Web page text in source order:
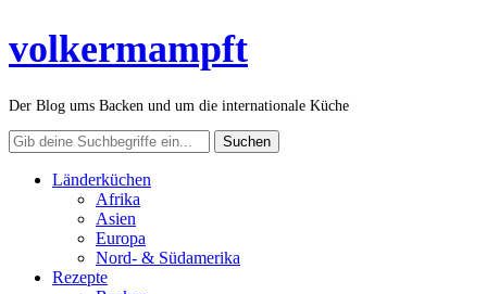
volkermampft
Der Blog ums Backen und um die internationale Küche
Länderküchen
Afrika
Asien
Europa
Nord- & Südamerika
Rezepte